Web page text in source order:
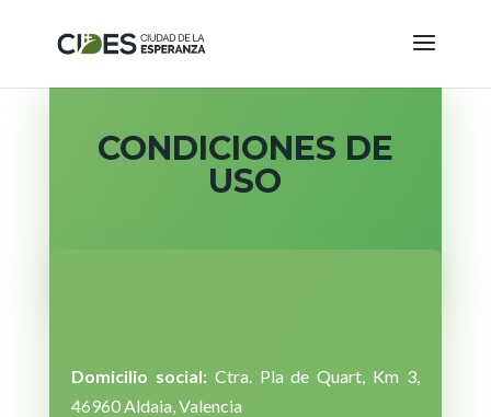
CONDICIONES DE
USO
Domicilio social:Ctra. Pla de Quart, Km 3,
46960 Aldaia, Valencia